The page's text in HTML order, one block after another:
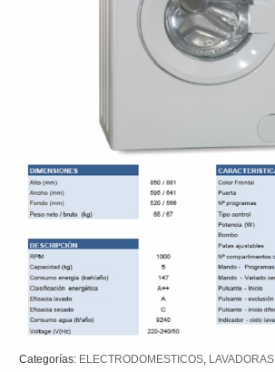
Categorías: ELECTRODOMESTICOS, LAVADORAS